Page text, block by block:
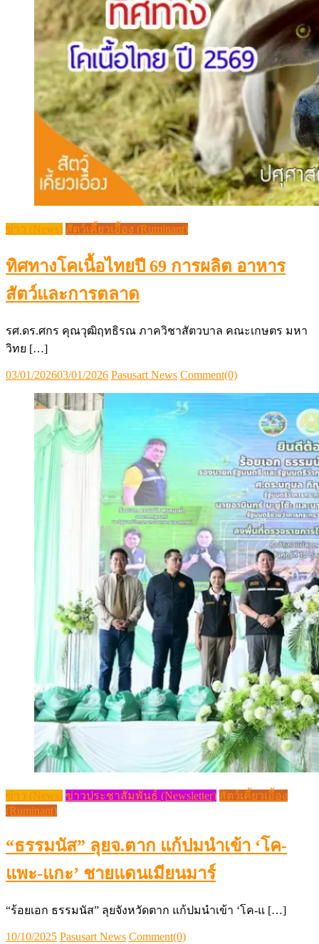
ข่าว (News) สัตว์เคี้ยวเอื้อง (Ruminant)
ทิศทางโคเนื้อไทยปี 69 การผลิต อาหาร
สัตว์และการตลาด
รศ.ดร.ศกร คุณวุฒิฤทธิรณ ภาควิชาสัตวบาล คณะเกษตร มหา
วิทย […]
Posted
03/01/202603/01/2026 Author
Pasusart News Comment(0)
ข่าว (News) ข่าวประชาสัมพันธ์ (Newsletter) สัตว์เคี้ยวเอื้อง
(Ruminant)
“ธรรมนัส” ลุยจ.ตาก แก้ปมนำเข้า ‘โค-
แพะ-แกะ’ ชายแดนเมียนมาร์
“ร้อยเอก ธรรมนัส” ลุยจังหวัดตาก แก้ปมนำเข้า ‘โค-แ […]
Posted
10/10/2025 Author
Pasusart News Comment(0)